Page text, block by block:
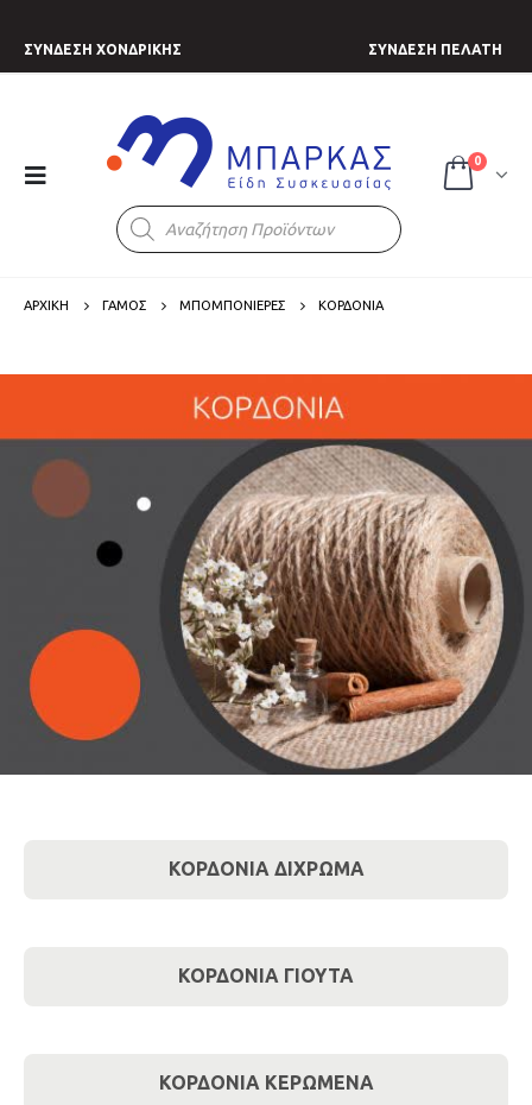
ΣΥΝΔΕΣΗ ΧΟΝΔΡΙΚΗΣ ΣΥΝΔΕΣΗ ΠΕΛΑΤΗ
Products
search
0
ΑΡΧΙΚΗ ΓΑΜΟΣ ΜΠΟΜΠΟΝΙΕΡΕΣ ΚΟΡΔΟΝΙΑ
ΚΟΡΔΟΝΙΑ ΔΙΧΡΩΜΑ
ΚΟΡΔΟΝΙΑ ΓΙΟΥΤΑ
ΚΟΡΔΟΝΙΑ ΚΕΡΩΜΕΝΑ